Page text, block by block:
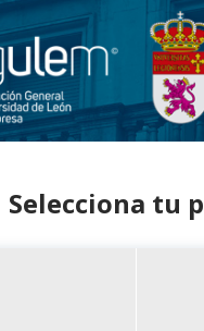
Selecciona tu